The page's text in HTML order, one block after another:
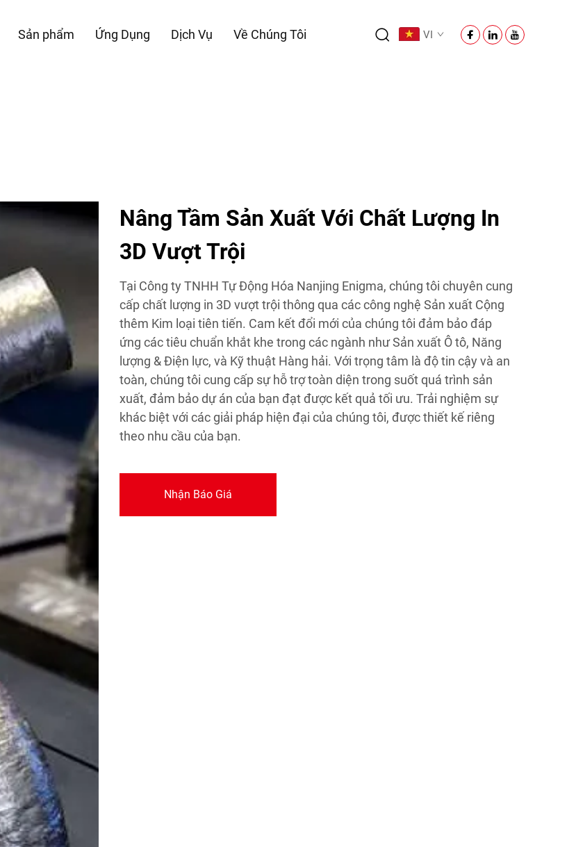
Sản phẩm Ứng Dụng Dịch Vụ Về Chúng Tôi VI
Nâng Tầm Sản Xuất Với Chất Lượng In
3D Vượt Trội
Tại Công ty TNHH Tự Động Hóa Nanjing Enigma, chúng tôi chuyên cung
cấp chất lượng in 3D vượt trội thông qua các công nghệ Sản xuất Cộng
thêm Kim loại tiên tiến. Cam kết đổi mới của chúng tôi đảm bảo đáp
ứng các tiêu chuẩn khắt khe trong các ngành như Sản xuất Ô tô, Năng
lượng & Điện lực, và Kỹ thuật Hàng hải. Với trọng tâm là độ tin cậy và an
toàn, chúng tôi cung cấp sự hỗ trợ toàn diện trong suốt quá trình sản
xuất, đảm bảo dự án của bạn đạt được kết quả tối ưu. Trải nghiệm sự
khác biệt với các giải pháp hiện đại của chúng tôi, được thiết kế riêng
theo nhu cầu của bạn.
Nhận Báo Giá